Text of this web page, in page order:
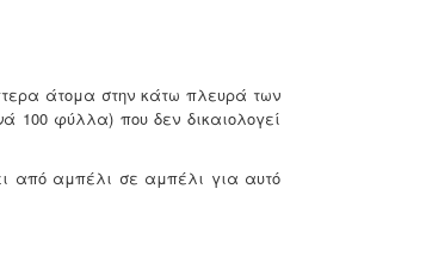
άτομα στην κάτω πλευρά των
φύλλα) που δεν δικαιολογεί
από αμπέλι σε αμπέλι για αυτό